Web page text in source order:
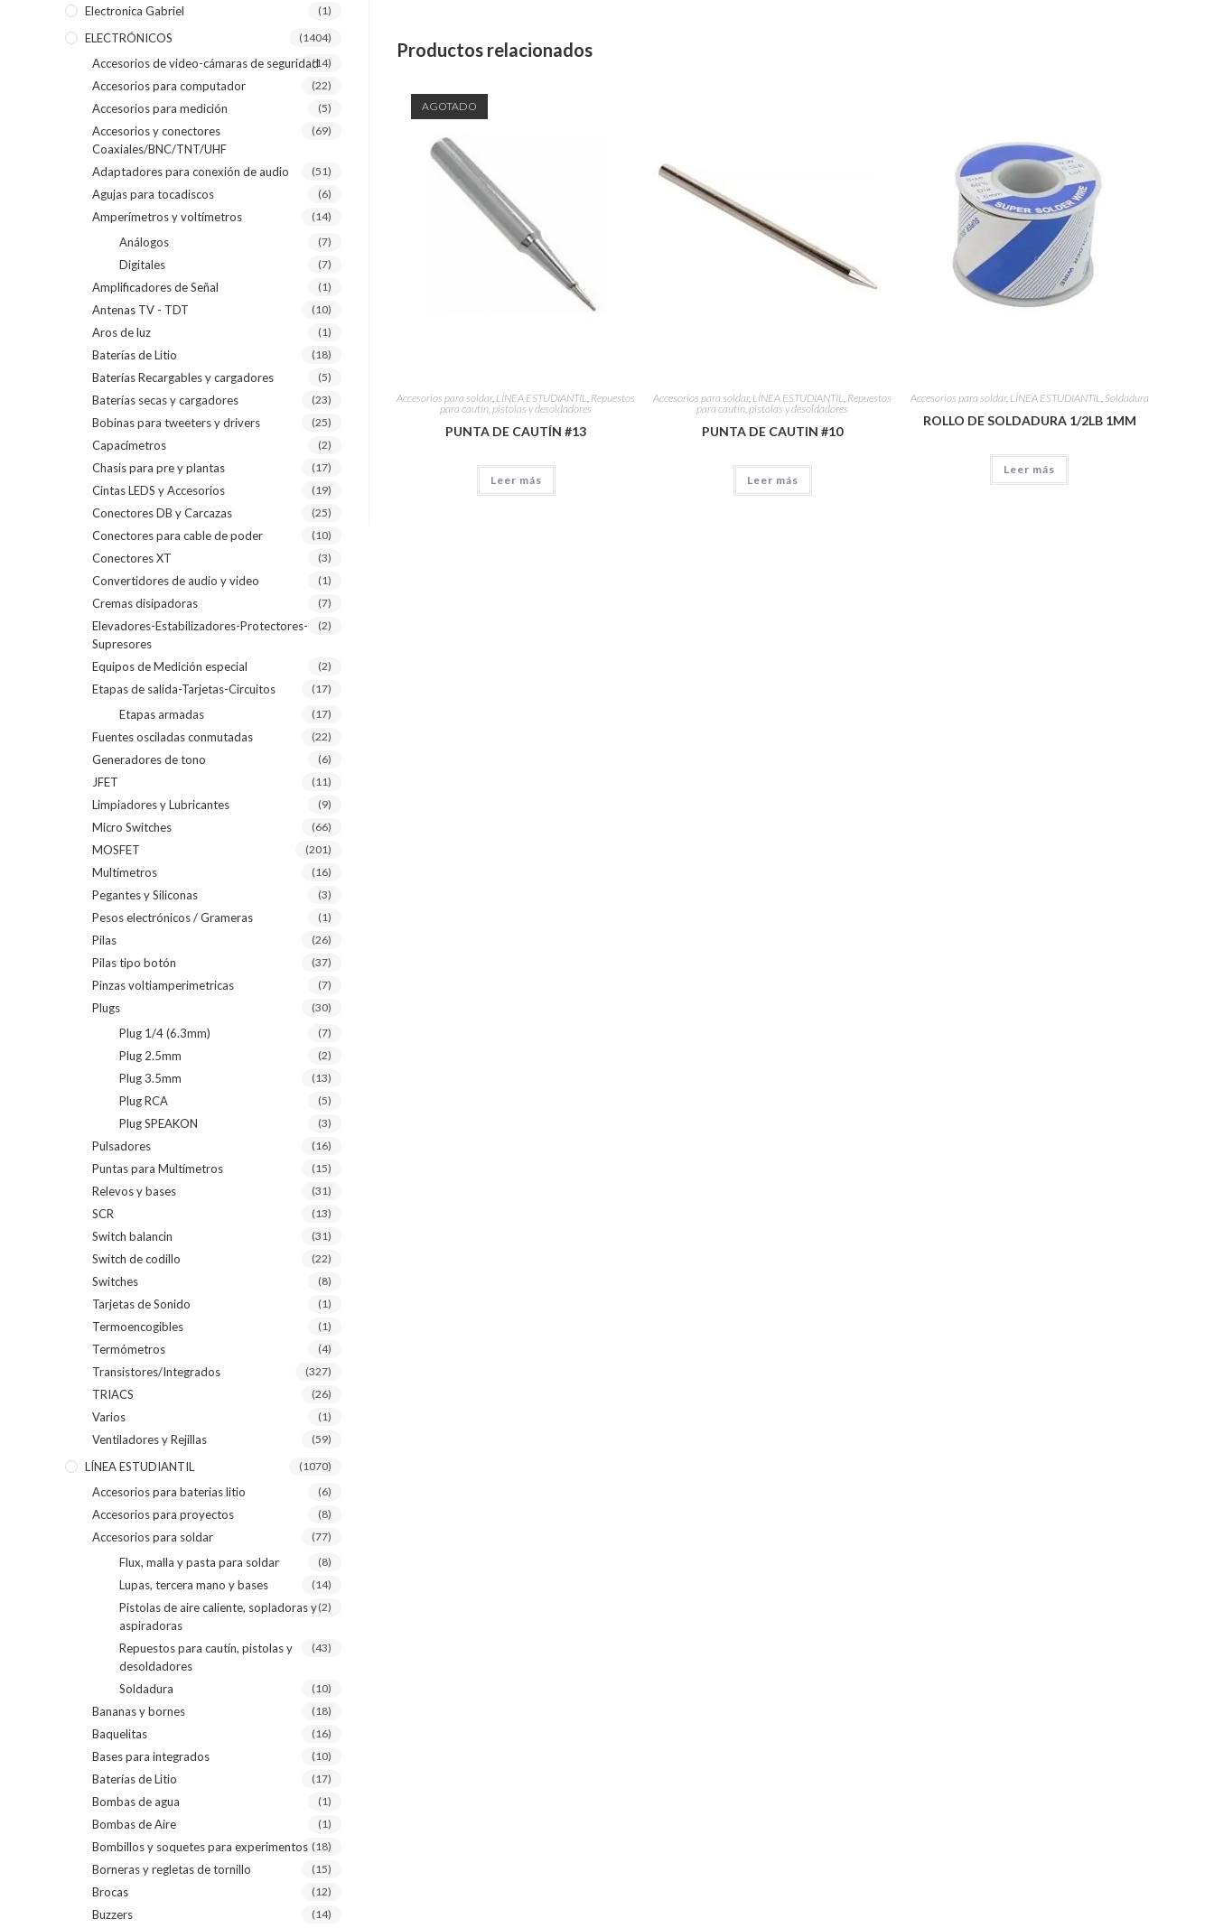
Productos relacionados
AGOTADO
Accesorios para soldar, LÍNEA ESTUDIANTIL, Repuestos
para cautín, pistolas y desoldadores
PUNTA DE CAUTÍN #13
Leer más
Accesorios para soldar, LÍNEA ESTUDIANTIL, Repuestos
para cautín, pistolas y desoldadores
PUNTA DE CAUTIN #10
Leer más
Accesorios para soldar, LÍNEA ESTUDIANTIL, Soldadura
ROLLO DE SOLDADURA 1/2LB 1MM
Leer más
Electronica Gabriel (1)
ELECTRÓNICOS (1404)
Accesorios de video-cámaras de seguridad(14)
Accesorios para computador (22)
Accesorios para medición (5)
Accesorios y conectores
Coaxiales/BNC/TNT/UHF
(69)
Adaptadores para conexión de audio (51)
Agujas para tocadiscos (6)
Amperímetros y voltímetros (14)
Análogos (7)
Digitales (7)
Amplificadores de Señal (1)
Antenas TV - TDT (10)
Aros de luz (1)
Baterías de Litio (18)
Baterías Recargables y cargadores (5)
Baterías secas y cargadores (23)
Bobinas para tweeters y drivers (25)
Capacímetros (2)
Chasis para pre y plantas (17)
Cintas LEDS y Accesorios (19)
Conectores DB y Carcazas (25)
Conectores para cable de poder (10)
Conectores XT (3)
Convertidores de audio y video (1)
Cremas disipadoras (7)
Elevadores-Estabilizadores-Protectores-
Supresores
(2)
Equipos de Medición especial (2)
Etapas de salida-Tarjetas-Circuitos (17)
Etapas armadas (17)
Fuentes osciladas conmutadas (22)
Generadores de tono (6)
JFET (11)
Limpiadores y Lubricantes (9)
Micro Switches (66)
MOSFET (201)
Multímetros (16)
Pegantes y Siliconas (3)
Pesos electrónicos / Grameras (1)
Pilas (26)
Pilas tipo botón (37)
Pinzas voltiamperimetricas (7)
Plugs (30)
Plug 1/4 (6.3mm) (7)
Plug 2.5mm (2)
Plug 3.5mm (13)
Plug RCA (5)
Plug SPEAKON (3)
Pulsadores (16)
Puntas para Multímetros (15)
Relevos y bases (31)
SCR (13)
Switch balancin (31)
Switch de codillo (22)
Switches (8)
Tarjetas de Sonido (1)
Termoencogibles (1)
Termómetros (4)
Transistores/Integrados (327)
TRIACS (26)
Varios (1)
Ventiladores y Rejillas (59)
LÍNEA ESTUDIANTIL (1070)
Accesorios para baterias litio (6)
Accesorios para proyectos (8)
Accesorios para soldar (77)
Flux, malla y pasta para soldar (8)
Lupas, tercera mano y bases (14)
Pistolas de aire caliente, sopladoras y
aspiradoras
(2)
Repuestos para cautín, pistolas y
desoldadores
(43)
Soldadura (10)
Bananas y bornes (18)
Baquelitas (16)
Bases para integrados (10)
Baterías de Litio (17)
Bombas de agua (1)
Bombas de Aire (1)
Bombillos y soquetes para experimentos (18)
Borneras y regletas de tornillo (15)
Brocas (12)
Buzzers (14)